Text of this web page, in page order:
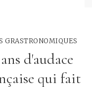
GRASTRONOMIQUES
d'audace
qui fait